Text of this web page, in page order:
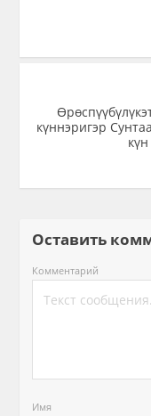
күннэригэр
Оставить
Комментарий
Имя